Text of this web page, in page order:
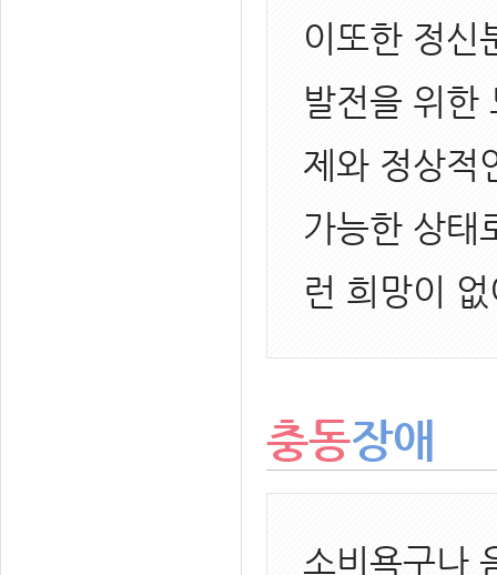
이또한 정신
발전을 위한
제와 정상적
가능한 상태
런 희망이
충동장애
소비욕구나